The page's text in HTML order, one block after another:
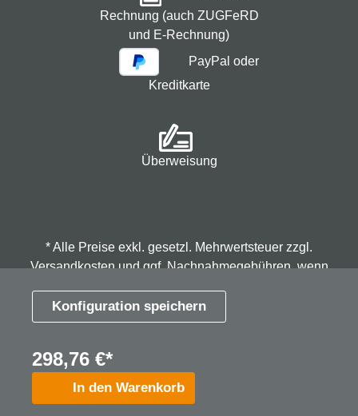
Konfiguration speichern
298,76 €*
In den Warenkorb
Rechnung (auch ZUGFeRD
und E-Rechnung)
PayPal oder
Kreditkarte
Überweisung
* Alle Preise exkl. gesetzl. Mehrwertsteuer zzgl.
Versandkostenund ggf. Nachnahmegebühren, wenn